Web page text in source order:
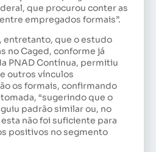
que procurou conter as
empregados formais”.
entretanto, que o estudo
no Caged, conforme já
PNAD Contínua, permitiu
outros vínculos
os formais, confirmando
“sugerindo que o
padrão similar ou, no
não foi suficiente para
positivos no segmento